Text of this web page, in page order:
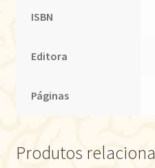
ISBN
Editora
Páginas
Produtos